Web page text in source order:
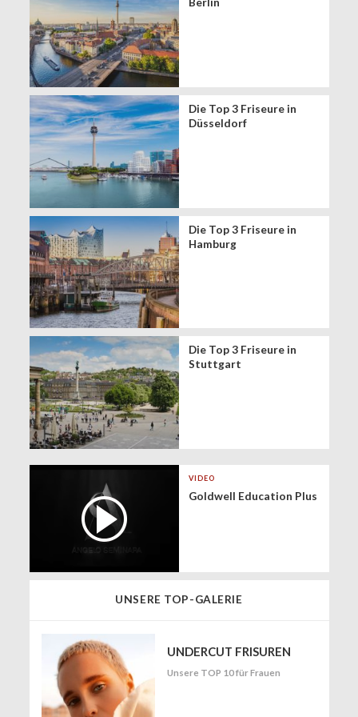
Die Top 3 Friseure in
Düsseldorf
Die Top 3 Friseure in
Hamburg
Die Top 3 Friseure in
Stuttgart
VIDEO
Goldwell Education Plus
UNSERE TOP-GALERIE
UNDERCUT FRISUREN
Unsere TOP 10 für Frauen